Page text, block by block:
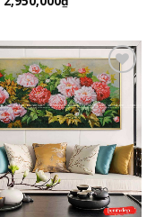
Add to
Wishlist